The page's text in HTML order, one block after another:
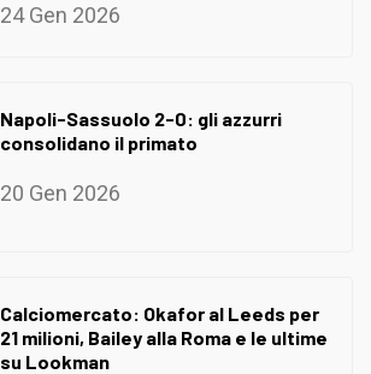
24 Gen 2026
Napoli-Sassuolo 2-0: gli azzurri
consolidano il primato
20 Gen 2026
Calciomercato: Okafor al Leeds per
21 milioni, Bailey alla Roma e le ultime
su Lookman